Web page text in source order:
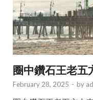
圈中鑽石王老
February 28, 2025 - by